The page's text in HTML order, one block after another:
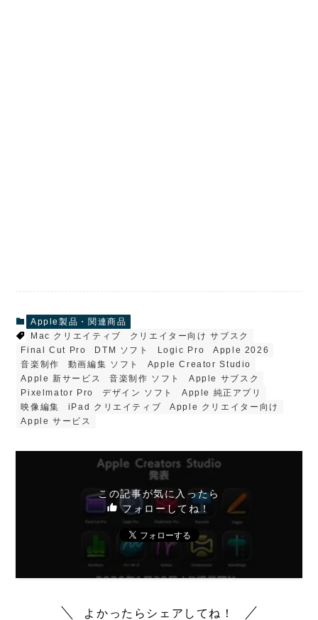
Apple製品・関連商品
Mac クリエイティブ
クリエイター向け サブスク
Final Cut Pro
DTM ソフト Logic Pro
Apple 2026
音楽制作
動画編集 ソフト
Apple Creator Studio
Apple 新サービス
音楽制作 ソフト
Apple サブスク
Pixelmator Pro
デザイン ソフト
Apple 純正アプリ
映像編集
iPad クリエイティブ
Apple クリエイター向け
Apple サービス
この記事が気に入ったら
フォローしてね！
よかったらシェアしてね！